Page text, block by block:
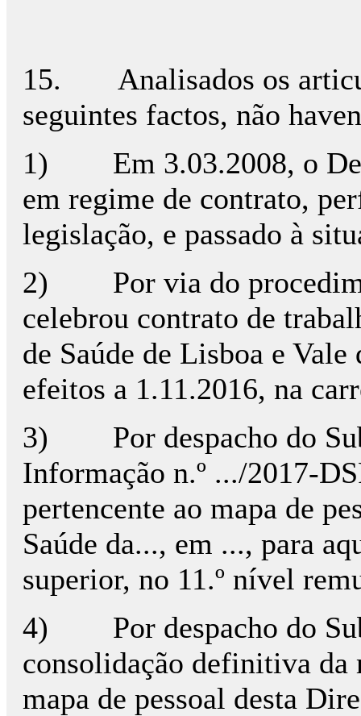
15. Analisados os
seguintes factos, não
1) Em 3.03.2008, o
em regime de contrato,
legislação, e passado à
2) Por via do
celebrou contrato de
de Saúde de Lisboa e
efeitos a 1.11.2016, na
3) Por despacho do
Informação n.º .../2017-
pertencente ao mapa de
Saúde da..., em ..., para
superior, no 11.º nível
4) Por despacho do
consolidação definitiva da
mapa de pessoal desta